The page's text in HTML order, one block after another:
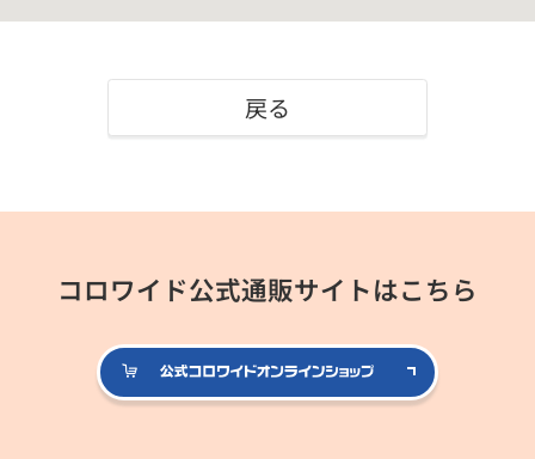
戻る
コロワイド公式通販サイトはこちら
公式コロ